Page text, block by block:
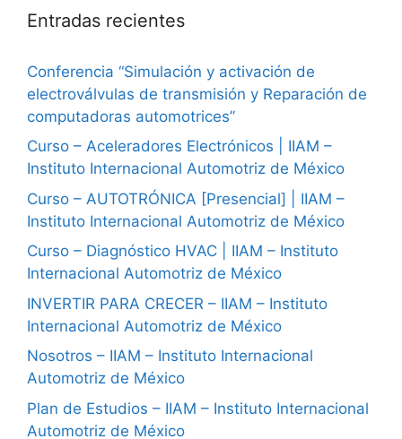
Entradas recientes
Conferencia “Simulación y activación de
electroválvulas de transmisión y Reparación de
computadoras automotrices”
Curso – Aceleradores Electrónicos | IIAM –
Instituto Internacional Automotriz de México
Curso – AUTOTRÓNICA [Presencial] | IIAM –
Instituto Internacional Automotriz de México
Curso – Diagnóstico HVAC | IIAM – Instituto
Internacional Automotriz de México
INVERTIR PARA CRECER – IIAM – Instituto
Internacional Automotriz de México
Nosotros – IIAM – Instituto Internacional
Automotriz de México
Plan de Estudios – IIAM – Instituto Internacional
Automotriz de México